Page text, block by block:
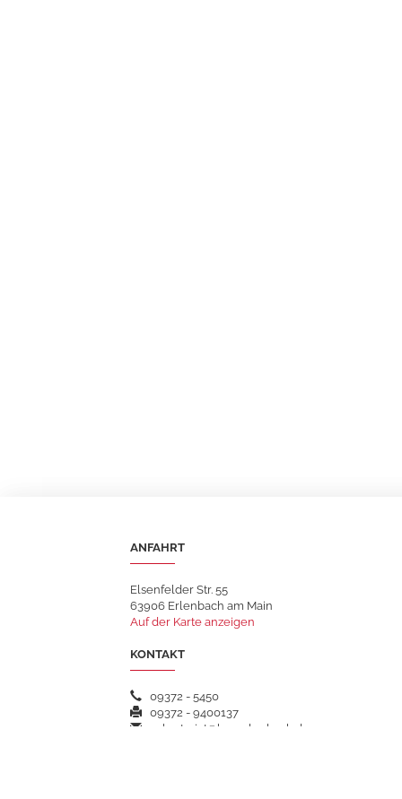
ANFAHRT
Elsenfelder Str. 55
63906 Erlenbach am Main
Auf der Karte anzeigen
KONTAKT
09372 - 5450
09372 - 9400137
sekretariat@hsgerlenbach.de